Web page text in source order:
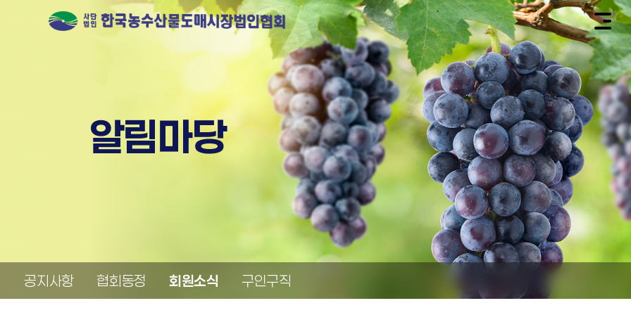
알림마당
공지사항 협회동정 회원소식 구인구직